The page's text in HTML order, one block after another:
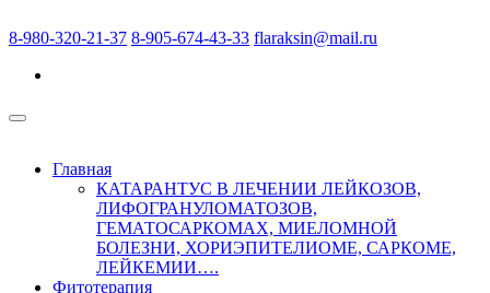
8-980-320-21-37 8-905-674-43-33 flaraksin@mail.ru
Главная
КАТАРАНТУС В ЛЕЧЕНИИ ЛЕЙКОЗОВ,
ЛИФОГРАНУЛОМАТОЗОВ,
ГЕМАТОСАРКОМАХ, МИЕЛОМНОЙ
БОЛЕЗНИ, ХОРИЭПИТЕЛИОМЕ, САРКОМЕ,
ЛЕЙКЕМИИ….
Фитотерапия